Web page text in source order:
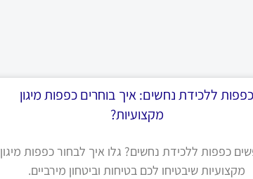
כפפות ללכידת נחשים: איך בוחרים כפפות מיגון
מקצועיות?
כפפות ללכידת נחשים? גלו איך לבחור כפפות מיגון
מקצועיות שיבטיחו לכם בטיחות וביטחון מירביים.